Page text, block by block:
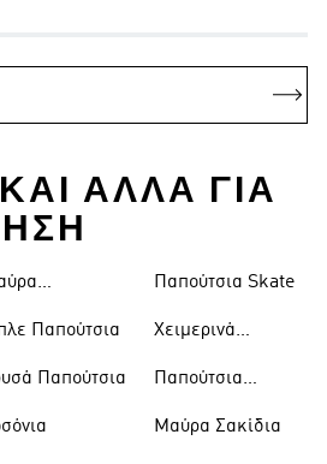
ΚΑΙ ΑΛΛΑ ΓΙΑ
Παπούτσια
Παπούτσια
Παπούτσια Skate
Χειμερινά
Παπούτσια
Μαύρα Σακίδια